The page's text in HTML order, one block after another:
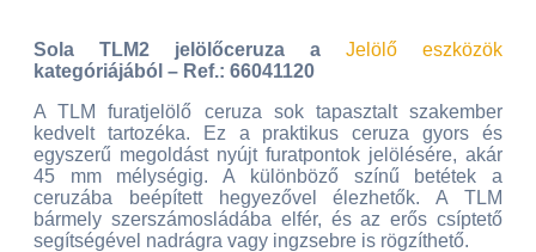
Sola TLM2 jelölőceruza a Jelölő eszközök
kategóriájából – Ref.: 66041120
A TLM furatjelölő ceruza sok tapasztalt szakember
kedvelt tartozéka. Ez a praktikus ceruza gyors és
egyszerű megoldást nyújt furatpontok jelölésére, akár
45 mm mélységig. A különböző színű betétek a
ceruzába beépített hegyezővel élezhetők. A TLM
bármely szerszámosládába elfér, és az erős csíptető
segítségével nadrágra vagy ingzsebre is rögzíthető.